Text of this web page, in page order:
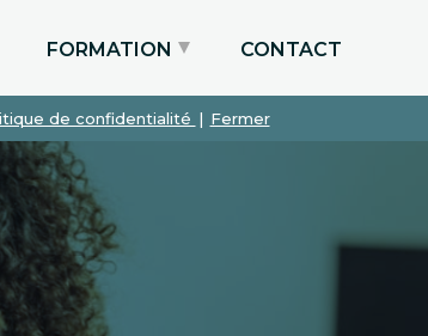
de confidentialité | Fermer
FORMATION
Particuliers via le CPF
Etudiants
Entreprises
CONTACT